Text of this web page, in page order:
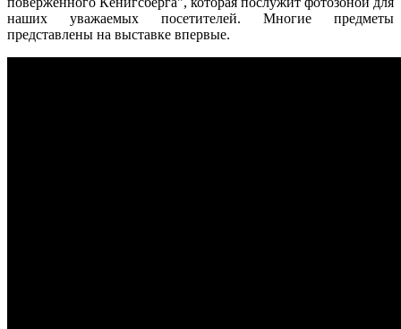
наших уважаемых посетителей. Многие предметы
представлены на выставке впервые.